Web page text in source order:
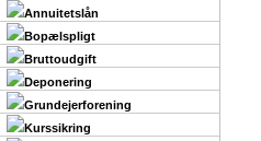
Annuitetslån
Bopælspligt
Bruttoudgift
Deponering
Grundejerforening
Kurssikring